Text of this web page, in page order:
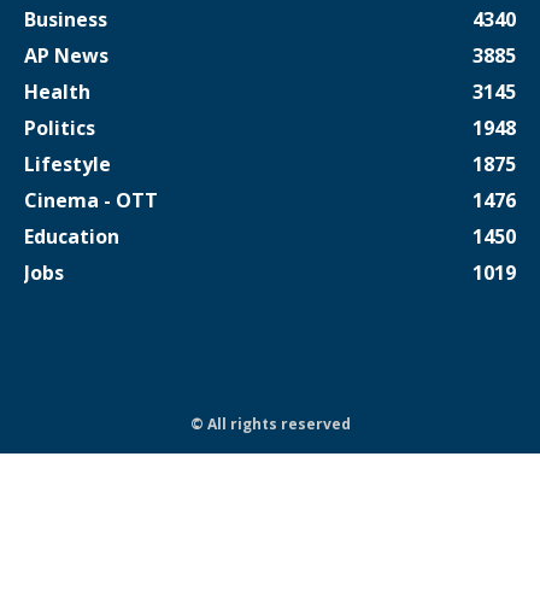
Business
4340
AP News
3885
Health
3145
Politics
1948
Lifestyle
1875
Cinema - OTT
1476
Education
1450
Jobs
1019
© All rights reserved